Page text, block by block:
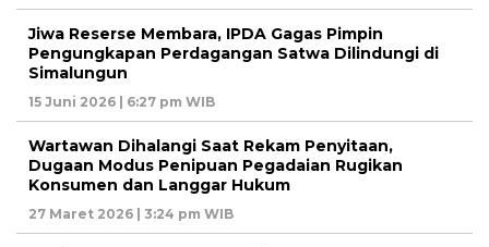
Jiwa Reserse Membara, IPDA Gagas Pimpin
Pengungkapan Perdagangan Satwa Dilindungi di
Simalungun
15 Juni 2026 | 6:27 pm WIB
Wartawan Dihalangi Saat Rekam Penyitaan,
Dugaan Modus Penipuan Pegadaian Rugikan
Konsumen dan Langgar Hukum
27 Maret 2026 | 3:24 pm WIB